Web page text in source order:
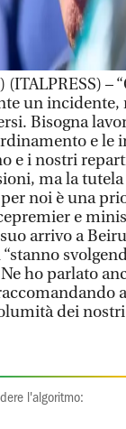
–
un incidente,
Bisogna
e le
e i nostri
ma la
noi è una
e
arrivo a
ho parlato
dei
l'algoritmo: